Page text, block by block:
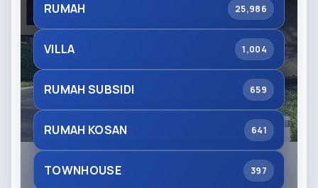
RUMAH
25,986
VILLA 1,004
RUMAH SUBSIDI 659
RUMAH KOSAN 641
TOWNHOUSE 397